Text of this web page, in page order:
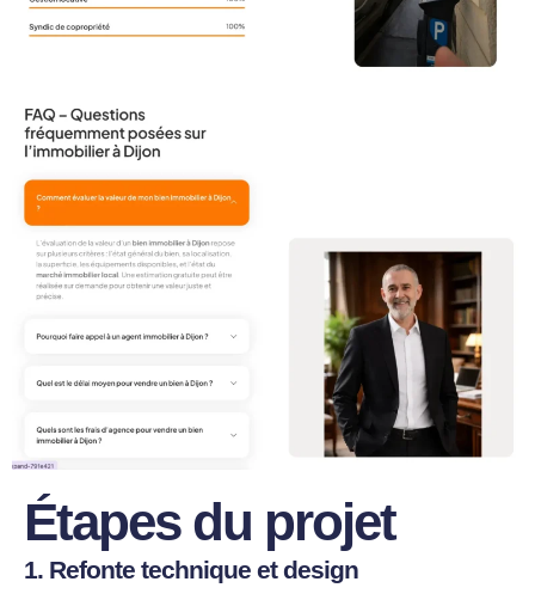
Étapes du projet
1. Refonte technique et design